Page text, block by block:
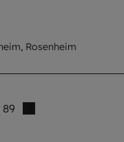
Rosenheim